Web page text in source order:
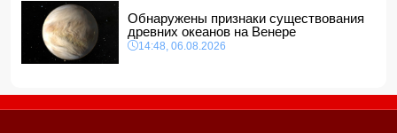
Обнаружены признаки существования
древних океанов на Венере
14:48, 06.08.2026